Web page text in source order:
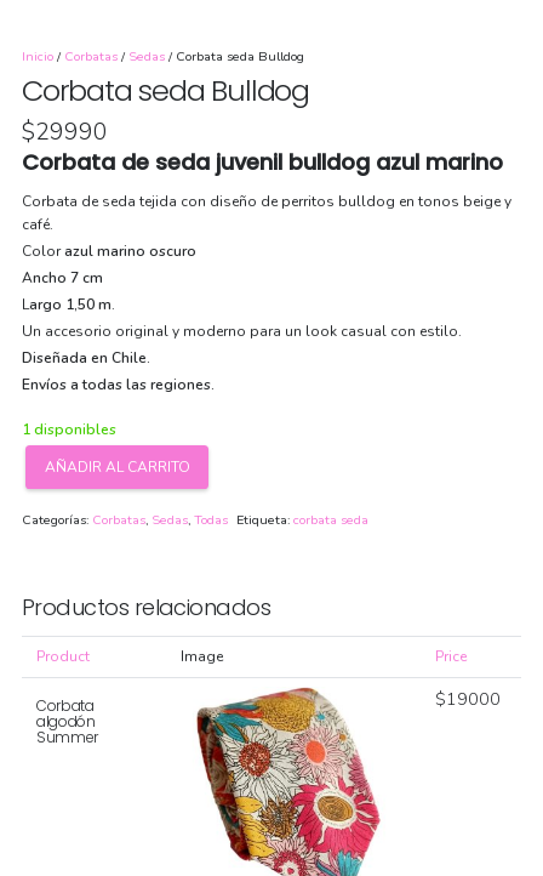
Inicio / Corbatas / Sedas / Corbata seda Bulldog
Corbata seda Bulldog
$29990
Corbata de seda juvenil bulldog azul marino
Corbata de seda tejida con diseño de perritos bulldog en tonos beige y
café.
Colorazul marino oscuro
Ancho 7 cm
Largo 1,50 m.
Un accesorio original y moderno para un look casual con estilo.
Diseñada en Chile.
Envíos a todas las regiones.
1 disponibles
Corbata
Bulldog
AÑADIR AL CARRITO
Categorías: Corbatas, Sedas, Todas Etiqueta: corbata seda
Productos relacionados
Product Image Price
Corbata
algodón
Summer
$19000